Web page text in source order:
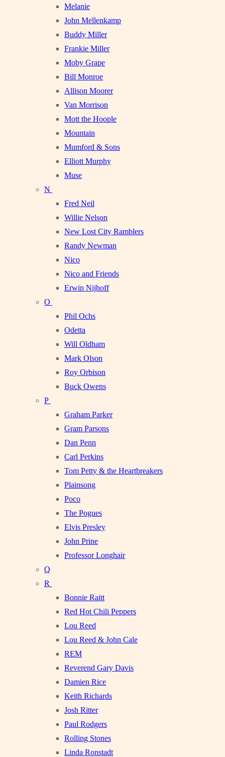
Melanie
John Mellenkamp
Buddy Miller
Frankie Miller
Moby Grape
Bill Monroe
Allison Moorer
Van Morrison
Mott the Hoople
Mountain
Mumford & Sons
Elliott Murphy
Muse
N
Fred Neil
Willie Nelson
New Lost City Ramblers
Randy Newman
Nico
Nico and Friends
Erwin Nijhoff
O
Phil Ochs
Odetta
Will Oldham
Mark Olson
Roy Orbison
Buck Owens
P
Graham Parker
Gram Parsons
Dan Penn
Carl Perkins
Tom Petty & the Heartbreakers
Plainsong
Poco
The Pogues
Elvis Presley
John Prine
Professor Longhair
Q
R
Bonnie Raitt
Red Hot Chili Peppers
Lou Reed
Lou Reed & John Cale
REM
Reverend Gary Davis
Damien Rice
Keith Richards
Josh Ritter
Paul Rodgers
Rolling Stones
Linda Ronstadt